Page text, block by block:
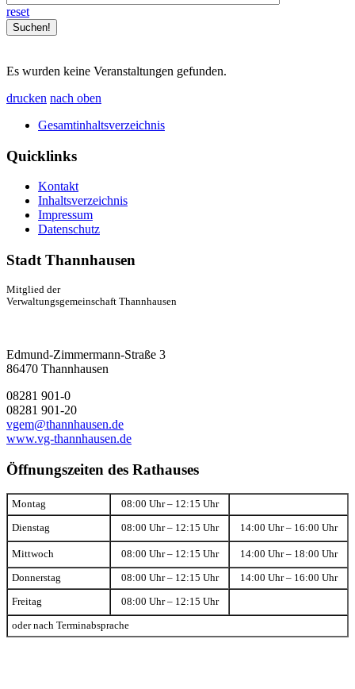
reset
Es wurden keine Veranstaltungen gefunden.
drucken nach oben
Gesamtinhaltsverzeichnis
Quicklinks
Kontakt
Inhaltsverzeichnis
Impressum
Datenschutz
Stadt Thannhausen
Mitglied der
Verwaltungsgemeinschaft Thannhausen
Edmund-Zimmermann-Straße 3
86470 Thannhausen
08281 901-0
08281 901-20
vgem@thannhausen.de
www.vg-thannhausen.de
Öffnungszeiten des Rathauses
Montag 08:00 Uhr – 12:15 Uhr
Dienstag 08:00 Uhr – 12:15 Uhr 14:00 Uhr – 16:00 Uhr
Mittwoch 08:00 Uhr – 12:15 Uhr 14:00 Uhr – 18:00 Uhr
Donnerstag 08:00 Uhr – 12:15 Uhr 14:00 Uhr – 16:00 Uhr
Freitag 08:00 Uhr – 12:15 Uhr
oder nach Terminabsprache